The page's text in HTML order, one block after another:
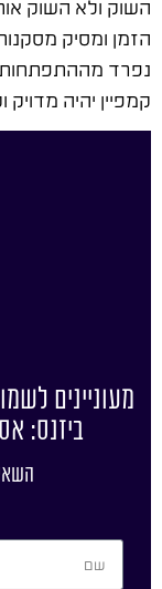
השוק ולא השוק
הזמן ומסיק
נפרד
קמפיין יהיה
ביזנס: